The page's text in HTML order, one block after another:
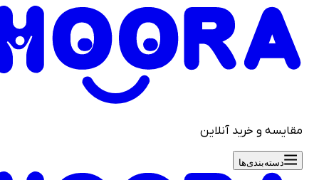
و خرید آنلاین
دسته‌بندی‌ها